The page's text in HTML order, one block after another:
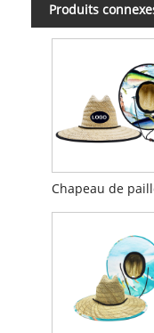
Produits